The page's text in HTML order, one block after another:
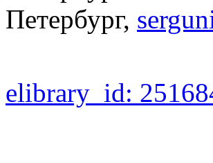
Петербург,
elibrary_id: